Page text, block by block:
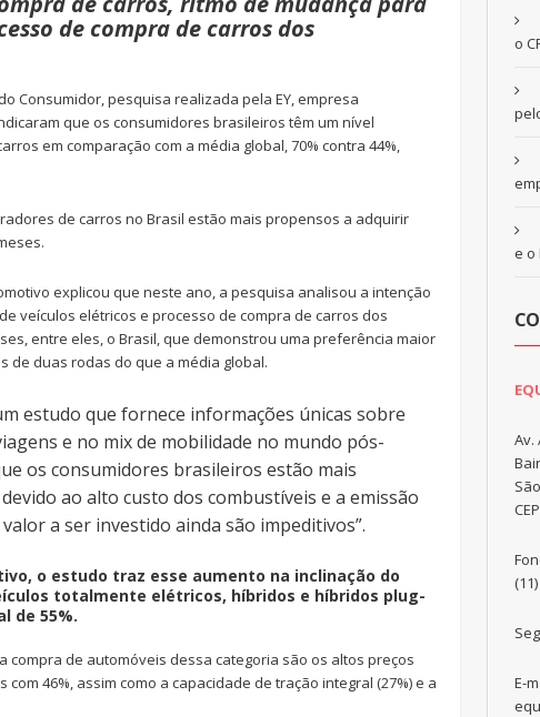
de compra de carros dos
Consumidor, pesquisa realizada pela EY, empresa
que os consumidores brasileiros têm um nível
em comparação com a média global, 70% contra 44%,
de carros no Brasil estão mais propensos a adquirir
explicou que neste ano, a pesquisa analisou a intenção
veículos elétricos e processo de compra de carros dos
entre eles, o Brasil, que demonstrou uma preferência maior
de duas rodas do que a média global.
estudo que fornece informações únicas sobre
e no mix de mobilidade no mundo pós-
os consumidores brasileiros estão mais
ao alto custo dos combustíveis e a emissão
a ser investido ainda são impeditivos”.
o estudo traz esse aumento na inclinação do
totalmente elétricos, híbridos e híbridos plug-
de 55%.
de automóveis dessa categoria são os altos preços
46%, assim como a capacidade de tração integral (27%) e a
o
e o
Av.
E-